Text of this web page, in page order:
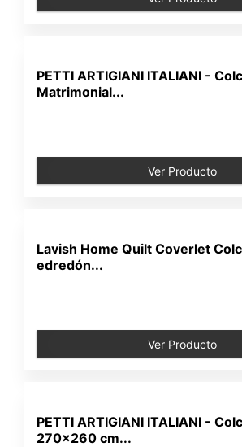
PETTI ARTIGIANI ITALIANI -
Matrimonial...
Ver Producto
Lavish Home Quilt Coverlet
edredón...
Ver Producto
PETTI ARTIGIANI ITALIANI -
270x260 cm...